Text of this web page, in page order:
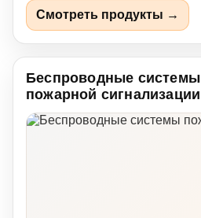
Смотреть продукты →
Беспроводные системы
пожарной сигнализации